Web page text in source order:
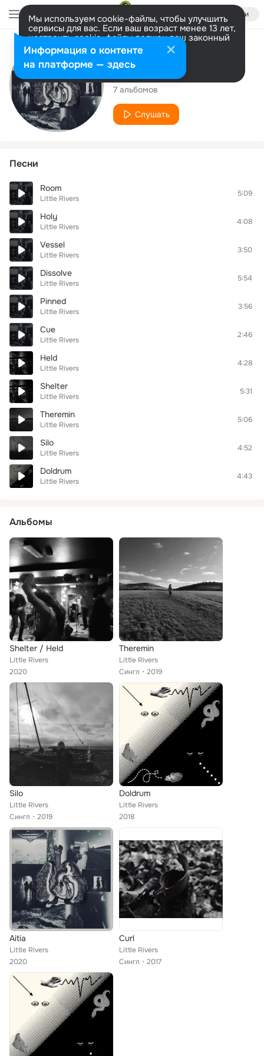
Войти
Мы используем cookie-файлы, чтобы улучшить
сервисы для вас. Если ваш возраст менее 13 лет,
настроить cookie-файлы должен ваш законный
представитель. Больше информации
Разрешить все Настроить
Исполнитель
Little Rivers
7 альбомов
Слушать
Песни
Room
Little Rivers
5:09
Holy
Little Rivers
4:08
Vessel
Little Rivers
3:50
Dissolve
Little Rivers
5:54
Pinned
Little Rivers
3:56
Cue
Little Rivers
2:46
Held
Little Rivers
4:28
Shelter
Little Rivers
5:31
Theremin
Little Rivers
5:06
Silo
Little Rivers
4:52
Doldrum
Little Rivers
4:43
Альбомы
Shelter / Held
Little Rivers
2020
Theremin
Little Rivers
Сингл
2019
Silo
Little Rivers
Сингл
2019
Doldrum
Little Rivers
2018
Aitia
Little Rivers
2020
Curl
Little Rivers
Сингл
2017
Информация о контенте
на платформе — здесь